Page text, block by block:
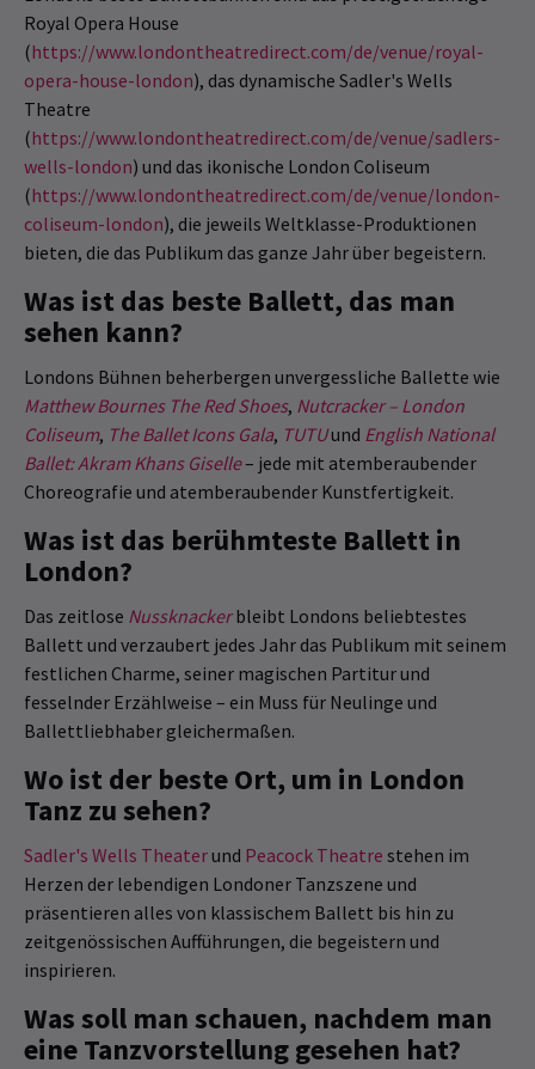
Royal Opera House
(https://www.londontheatredirect.com/de/venue/royal-
opera-house-london), das dynamische Sadler's Wells
Theatre
(https://www.londontheatredirect.com/de/venue/sadlers-
wells-london) und das ikonische London Coliseum
(https://www.londontheatredirect.com/de/venue/london-
coliseum-london), die jeweils Weltklasse-Produktionen
bieten, die das Publikum das ganze Jahr über begeistern.
Was ist das beste Ballett, das man
sehen kann?
Londons Bühnen beherbergen unvergessliche Ballette wie
Matthew Bournes The Red Shoes, Nutcracker – London
Coliseum, The Ballet Icons Gala, TUTUund English National
Ballet: Akram Khans Giselle– jede mit atemberaubender
Choreografie und atemberaubender Kunstfertigkeit.
Was ist das berühmteste Ballett in
London?
Das zeitlose Nussknackerbleibt Londons beliebtestes
Ballett und verzaubert jedes Jahr das Publikum mit seinem
festlichen Charme, seiner magischen Partitur und
fesselnder Erzählweise – ein Muss für Neulinge und
Ballettliebhaber gleichermaßen.
Wo ist der beste Ort, um in London
Tanz zu sehen?
Sadler's Wells Theaterund Peacock Theatre stehen im
Herzen der lebendigen Londoner Tanzszene und
präsentieren alles von klassischem Ballett bis hin zu
zeitgenössischen Aufführungen, die begeistern und
inspirieren.
Was soll man schauen, nachdem man
eine Tanzvorstellung gesehen hat?